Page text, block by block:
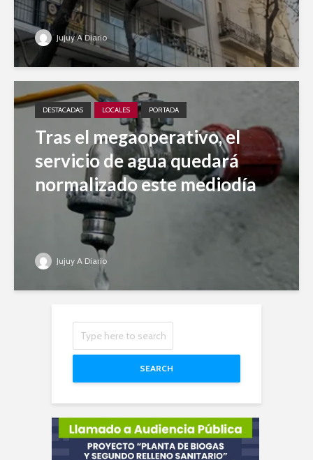
Jujuy A Diario
DESTACADAS LOCALES PORTADA
Tras el megaoperativo, el
servicio de agua quedará
normalizado este mediodía
Jujuy A Diario
SEARCH